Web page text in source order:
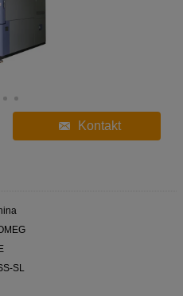
Kontakt
SL